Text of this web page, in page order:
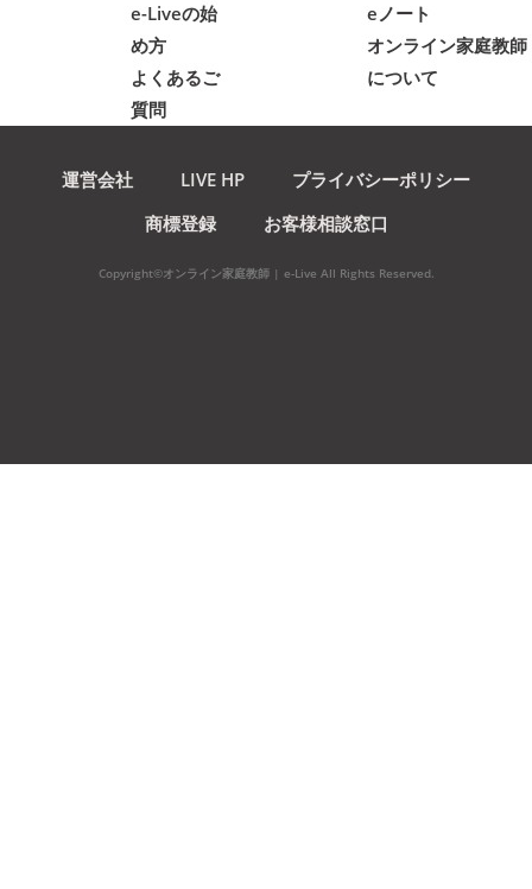
e-Liveの始
め方
よくあるご
質問
eノート
オンライン家庭教師
について
運営会社 LIVE HP
プライバシーポリシー
商標登録
お客様相談窓口
Copyright©オンライン家庭教師 | e-Live All Rights Reserved.